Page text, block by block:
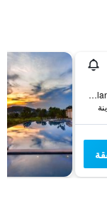
Jalan. Engku Putri Number 1, باتام كوتا, إندونيسيا